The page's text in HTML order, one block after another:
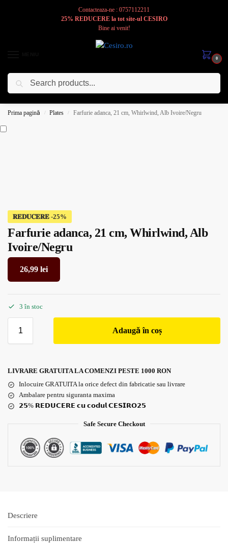
Contacteaza-ne : 0757112211
25% REDUCERE la tot site-ul CESIRO
Bine ai venit!
0
Cesiro
Prima pagină / Plates / Farfurie adanca, 21 cm, Whirlwind, Alb Ivoire/Negru
𝐑𝐄𝐃𝐔𝐂𝐄𝐑𝐄
Farfurie adanca, 21 cm, Whirlwind, Alb
Ivoire/Negru
26,99 lei
3 în stoc
Adaugă în coș
LIVRARE GRATUITA LA COMENZI PESTE 1000 RON
Inlocuire GRATUITA la orice defect din fabricatie sau livrare
Ambalare pentru siguranta maxima
𝟮𝟱% 𝗥𝗘𝗗𝗨𝗖𝗘𝗥𝗘 𝗰𝘂 𝗰𝗼𝗱𝘂𝗹 𝗖𝗘𝗦𝗜𝗥𝗢𝟮𝟱
Safe Secure Checkout
Descriere
Informații suplimentare